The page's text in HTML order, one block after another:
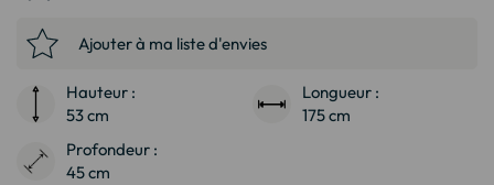
Ajouter à ma liste d'envies
Hauteur :
53 cm
Longueur :
175 cm
Profondeur :
45 cm